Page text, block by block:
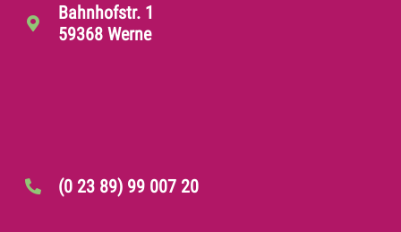
Bahnhofstr. 1
59368 Werne
(0 23 89) 99 007 20